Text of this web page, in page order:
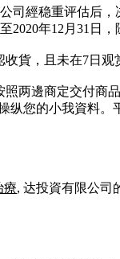
經稳重评估后，
年12月31日，
貨，且未在7日
两邊商定交付商
纵您的小我資料
療, 达投資有限公司